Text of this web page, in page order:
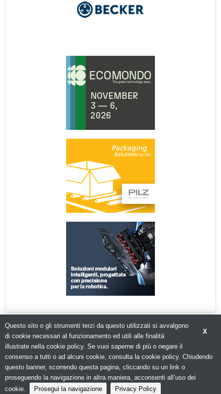
© Copyright 2026. Packagingspace.net - Il portale del packaging - N.ro Iscrizione ROC 35480 -
Privacy policy
X
Questo sito o gli strumenti terzi da questo utilizzati si avvalgono
di cookie necessari al funzionamento ed utili alle finalità
illustrate nella cookie policy. Se vuoi saperne di più o negare il
consenso a tutti o ad alcuni cookie, consulta la cookie policy. Chiudendo
questo banner, scorrendo questa pagina, cliccando su un link o
proseguendo la navigazione in altra maniera, acconsenti all’uso dei
cookie.
Prosegui la navigazione Privacy Policy